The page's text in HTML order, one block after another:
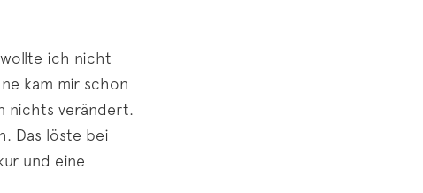
ich nicht
kam mir schon
nichts verändert.
Das löste bei
und eine